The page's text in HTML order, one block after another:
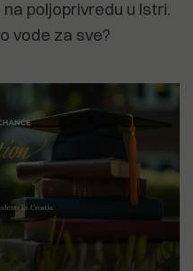
poljoprivredu u Istri.
vode za sve?